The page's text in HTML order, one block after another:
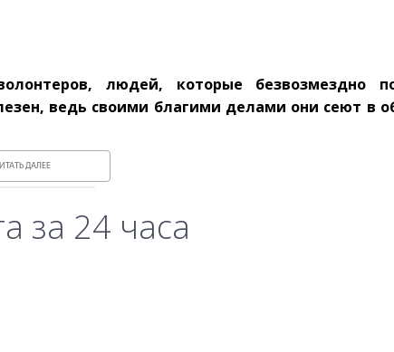
людей, которые безвозмездно
ведь своими благими делами они сеют в
ДАЛЕЕ
за 24 часа